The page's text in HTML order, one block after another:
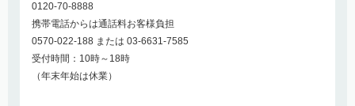
0120-70-8888
携帯電話からは通話料お客様負担
0570-022-188 または 03-6631-7585
受付時間：10時～18時
（年末年始は休業）